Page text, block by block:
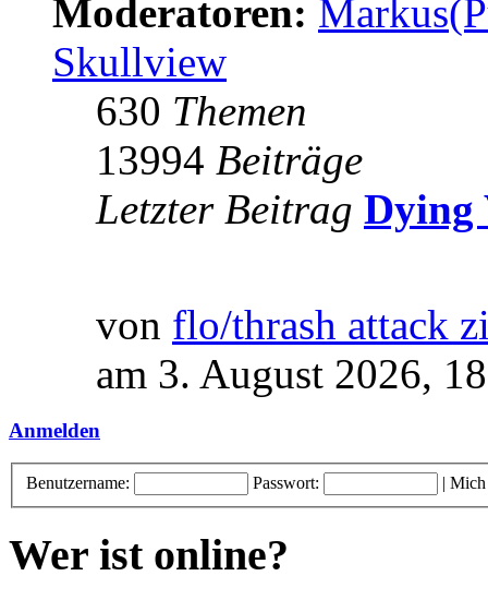
Moderatoren:
Skullview
630 Themen
13994 Beiträge
Letzter Beitrag Dying
von flo/thrash attack
am 3. August 2026,
Anmelden
Benutzername: Passwort: | Mich
Wer ist online?